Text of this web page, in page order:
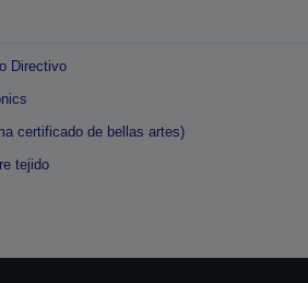
Directivo
certificado de bellas artes)
tejido